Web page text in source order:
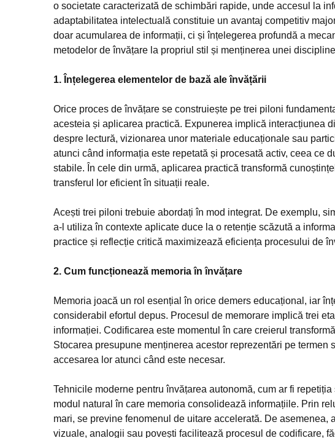
o societate caracterizată de schimbări rapide, unde accesul la
adaptabilitatea intelectuală constituie un avantaj competitiv
doar acumularea de informații, ci și înțelegerea profundă a
metodelor de învățare la propriul stil și menținerea unei
1. Înțelegerea elementelor de bază ale învățării
Orice proces de învățare se construiește pe trei piloni
acesteia și aplicarea practică. Expunerea implică interacțiunea
despre lectură, vizionarea unor materiale educaționale sau
atunci când informația este repetată și procesată activ, ceea ce
stabile. În cele din urmă, aplicarea practică transformă
transferul lor eficient în situații reale.
Acești trei piloni trebuie abordați în mod integrat. De exemplu,
a-l utiliza în contexte aplicate duce la o retenție scăzută a
practice și reflecție critică maximizează eficiența procesului de
2. Cum funcționează memoria în învățare
Memoria joacă un rol esențial în orice demers educațional, iar
considerabil efortul depus. Procesul de memorare implică trei
informației. Codificarea este momentul în care creierul
Stocarea presupune menținerea acestor reprezentări pe termen
accesarea lor atunci când este necesar.
Tehnicile moderne pentru învățarea autonomă, cum ar fi
modul natural în care memoria consolidează informațiile. Prin
mari, se previne fenomenul de uitare accelerată. De asemenea,
vizuale, analogii sau povești facilitează procesul de codificare,